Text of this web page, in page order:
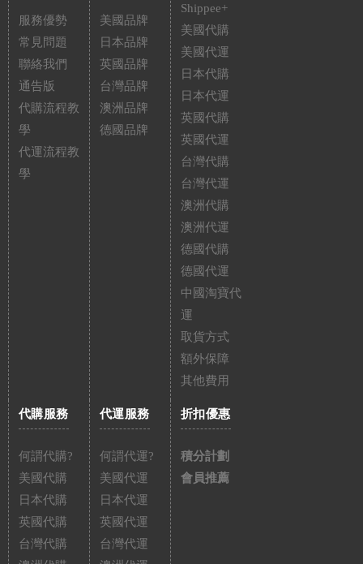
服務優勢
常見問題
聯絡我們
通告版
代購流程教
學
代運流程教
學
美國品牌
日本品牌
英國品牌
台灣品牌
澳洲品牌
德國品牌
Shippee+
美國代購
美國代運
日本代購
日本代運
英國代購
英國代運
台灣代購
台灣代運
澳洲代購
澳洲代運
德國代購
德國代運
中國淘寶代
運
取貨方式
額外保障
其他費用
代購服務
何謂代購?
美國代購
日本代購
英國代購
台灣代購
代運服務
何謂代運?
美國代運
日本代運
英國代運
台灣代運
折扣優惠
積分計劃
會員推薦